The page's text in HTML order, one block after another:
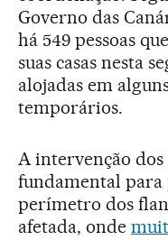
Governo das
há 549 pessoas
suas casas nesta
alojadas em
temporários.
A intervenção dos
fundamental
perímetro dos
afetada, onde